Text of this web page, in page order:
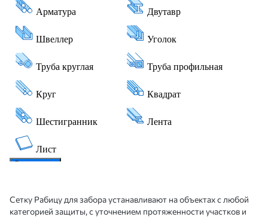
Сетку Рабицу для забора устанавливают на объектах с любой
категорией защиты, с уточнением протяженности участков и